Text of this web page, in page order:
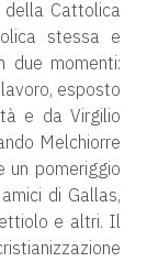
della Cattolica
stessa e
due momenti:
esposto
e da Virgilio
Melchiorre
un pomeriggio
di Gallas,
e altri. Il